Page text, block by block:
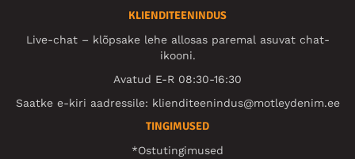
KLIENDITEENINDUS
Live-chat – klõpsake lehe allosas paremal asuvat chat-
ikooni.
Avatud E-R 08:30-16:30
Saatke e-kiri aadressile: klienditeenindus@motleydenim.ee
TINGIMUSED
*Ostutingimused